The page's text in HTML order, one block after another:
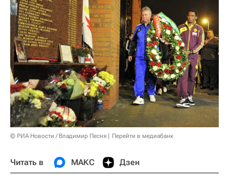
© РИА Новости / Владимир Песня Перейти в медиабанк
Читать в МАКС Дзен